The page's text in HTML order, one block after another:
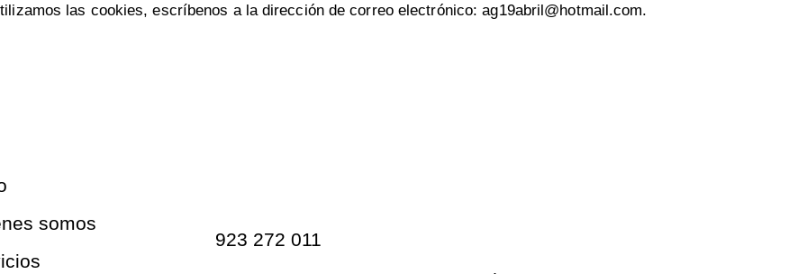
las cookies, escríbenos a la dirección de correo electrónico:ag19abril@hotmail.com.
somos
923 272 011